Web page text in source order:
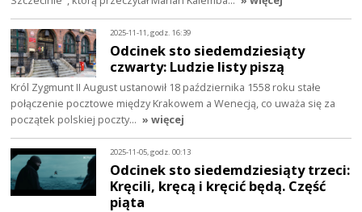
2025-11-11, godz. 16:39
Odcinek sto siedemdziesiąty
czwarty: Ludzie listy piszą
Król Zygmunt II August ustanowił 18 października 1558 roku stałe
połączenie pocztowe między Krakowem a Wenecją, co uważa się za
początek polskiej poczty… » więcej
2025-11-05, godz. 00:13
Odcinek sto siedemdziesiąty trzeci:
Kręcili, kręcą i kręcić będą. Część
piąta